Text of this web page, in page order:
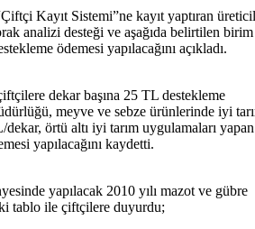
Kayıt Sistemi”ne kayıt yaptıran
analizi desteği ve aşağıda belirtilen birim
ödemesi yapılacağını açıkladı.
dekar başına 25 TL destekleme
meyve ve sebze ürünlerinde iyi
örtü altı iyi tarım uygulamaları yapan
yapılacağını kaydetti.
yapılacak 2010 yılı mazot ve gübre
tablo ile çiftçilere duyurdu;